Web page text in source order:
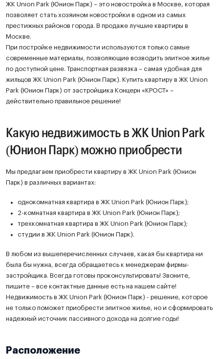
ЖК Union Park (Юнион Парк) – это новостройка в Москве, которая
позволяет стать хозяином новостройки в одном из самых
престижных районов города. В продаже лучшие квартиры в
Москве.
При постройке недвижимости используются только самые
современные материалы, позволяющие возводить элитное жилье
по доступной цене. Транспортная развязка – самая удобная для
жильцов ЖК Union Park (Юнион Парк). Купить квартиру в ЖК Union
Park (Юнион Парк) от застройщика Концерн «КРОСТ» –
действительно правильное решение!
Какую недвижимость в ЖК Union Park
(Юнион Парк) можно приобрести
Мы предлагаем приобрести квартиру в ЖК Union Park (Юнион
Парк) в различных вариантах:
однокомнатная квартира в ЖК Union Park (Юнион Парк);
2-комнатная квартира в ЖК Union Park (Юнион Парк);
трехкомнатная квартира в ЖК Union Park (Юнион Парк);
студии в ЖК Union Park (Юнион Парк).
В любом из вышеперечисленных случаев, какая бы квартира ни
была бы нужна, всегда обращаетесь к менеджерам фирмы-
застройщика. Всегда готовы проконсультировать! Звоните,
пишите – все контактные данные есть на нашем сайте!
Недвижимость в ЖК Union Park (Юнион Парк) - решение, которое
не только поможет приобрести элитное жилье, но и сформировать
надежный источник пассивного дохода на долгие годы!
Расположение